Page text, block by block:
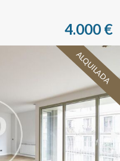
4.000 €
ALQUILADA